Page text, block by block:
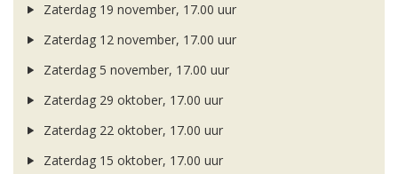
Zaterdag 19 november, 17.00 uur
Zaterdag 12 november, 17.00 uur
Zaterdag 5 november, 17.00 uur
Zaterdag 29 oktober, 17.00 uur
Zaterdag 22 oktober, 17.00 uur
Zaterdag 15 oktober, 17.00 uur